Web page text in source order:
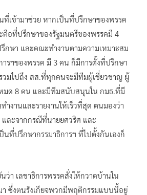
ที่เข้ามาช่วย หากเป็นที่ปรึกษาของพรรค
คือที่ปรึกษาของรัฐมนตรีของพรรคมี 4
กษา และคณะทำงานตามความเหมาะสม
ารฯของพรรค มี 3 คน ก็มีการตั้งที่ปรึกษา
วมไปถึง สส.ที่ทุกคนจะมีทีมผู้เชี่ยวชาญ ผู้
มด 8 คน และมีทีมสนับสนุนใน กมธ.ที่มี
งานและรายงานให้เร็วที่สุด ตนมองว่า
ละจากกรณีที่นายยศวริศ และ
ที่ปรึกษากรรมาธิการฯ ที่ไปตั้งกันเองก็
า เลขาธิการพรรคสั่งให้กวาดบ้านใน
า ซึ่งตนรังเกียจพวกมีพฤติกรรมแบบนี้อยู่